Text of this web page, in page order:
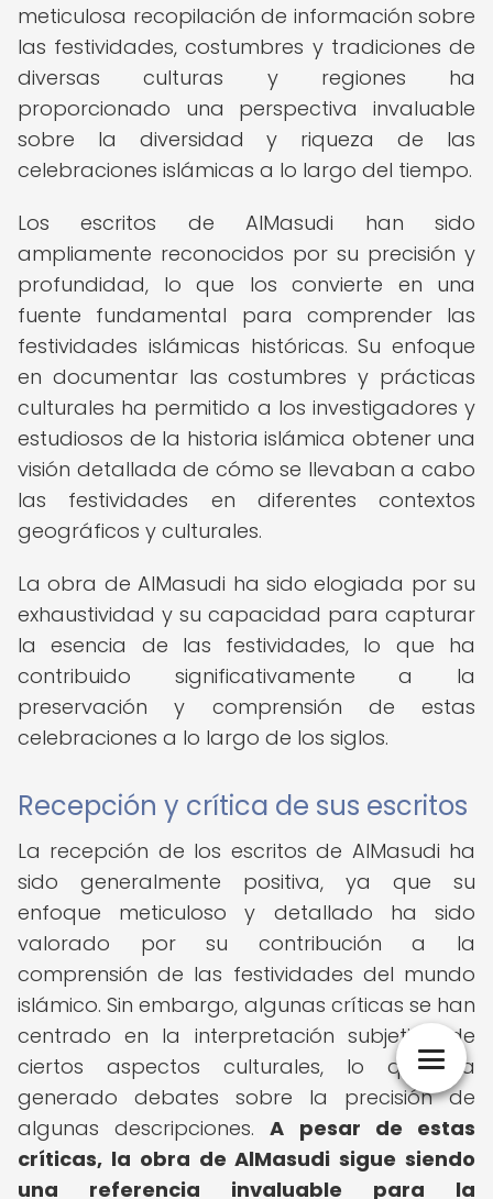
meticulosa recopilación de información sobre
las festividades, costumbres y tradiciones de
diversas culturas y regiones ha
proporcionado una perspectiva invaluable
sobre la diversidad y riqueza de las
celebraciones islámicas a lo largo del tiempo.
Los escritos de AlMasudi han sido
ampliamente reconocidos por su precisión y
profundidad, lo que los convierte en una
fuente fundamental para comprender las
festividades islámicas históricas. Su enfoque
en documentar las costumbres y prácticas
culturales ha permitido a los investigadores y
estudiosos de la historia islámica obtener una
visión detallada de cómo se llevaban a cabo
las festividades en diferentes contextos
geográficos y culturales.
La obra de AlMasudi ha sido elogiada por su
exhaustividad y su capacidad para capturar
la esencia de las festividades, lo que ha
contribuido significativamente a la
preservación y comprensión de estas
celebraciones a lo largo de los siglos.
Recepción y crítica de sus escritos
La recepción de los escritos de AlMasudi ha
sido generalmente positiva, ya que su
enfoque meticuloso y detallado ha sido
valorado por su contribución a la
comprensión de las festividades del mundo
islámico. Sin embargo, algunas críticas se han
centrado en la interpretación subjetiva de
ciertos aspectos culturales, lo que ha
generado debates sobre la precisión de
algunas descripciones.A pesar de estas
críticas, la obra de AlMasudi sigue siendo
una referencia invaluable para la